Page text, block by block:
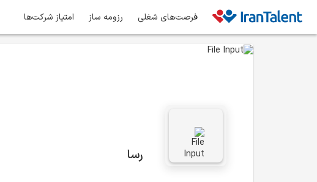
فرصت‌های شغلی رزومه ساز امتیاز شرکت‌ها
رسا